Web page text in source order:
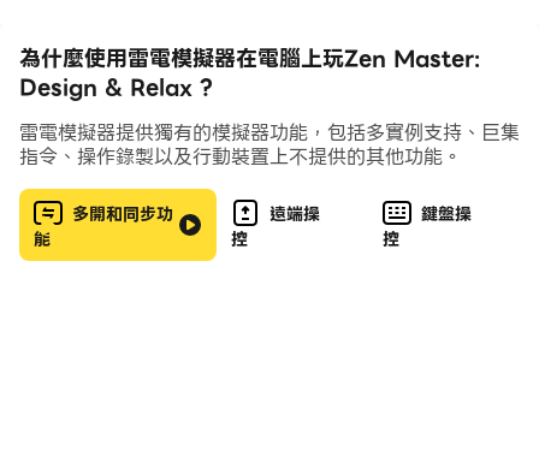
With this game, which combines the love of
match-3 games and decoration in the same
environment, you'll be able to renovate your house
in the style you want. A cozy interior in soft colors
and relaxing background music will help you feel
comfortable and create a great interior design.
為什麼使用雷電模擬器在電腦上玩Zen Master:
Design & Relax ?
雷電模擬器提供獨有的模擬器功能，包括多實例支持、巨集
指令、操作錄製以及行動裝置上不提供的其他功能。
多開和同步功
能
遠端操
控
鍵盤操
控